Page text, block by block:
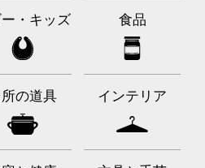
・キッズ 食品
の道具 インテリア